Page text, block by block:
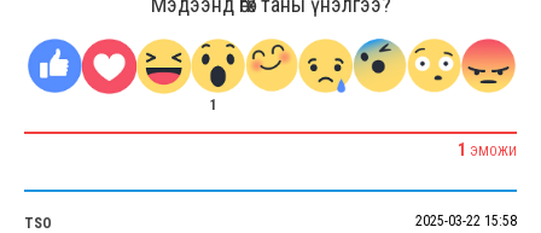
1
1 ЭМОЖИ
TSO
2025-03-22 15:58